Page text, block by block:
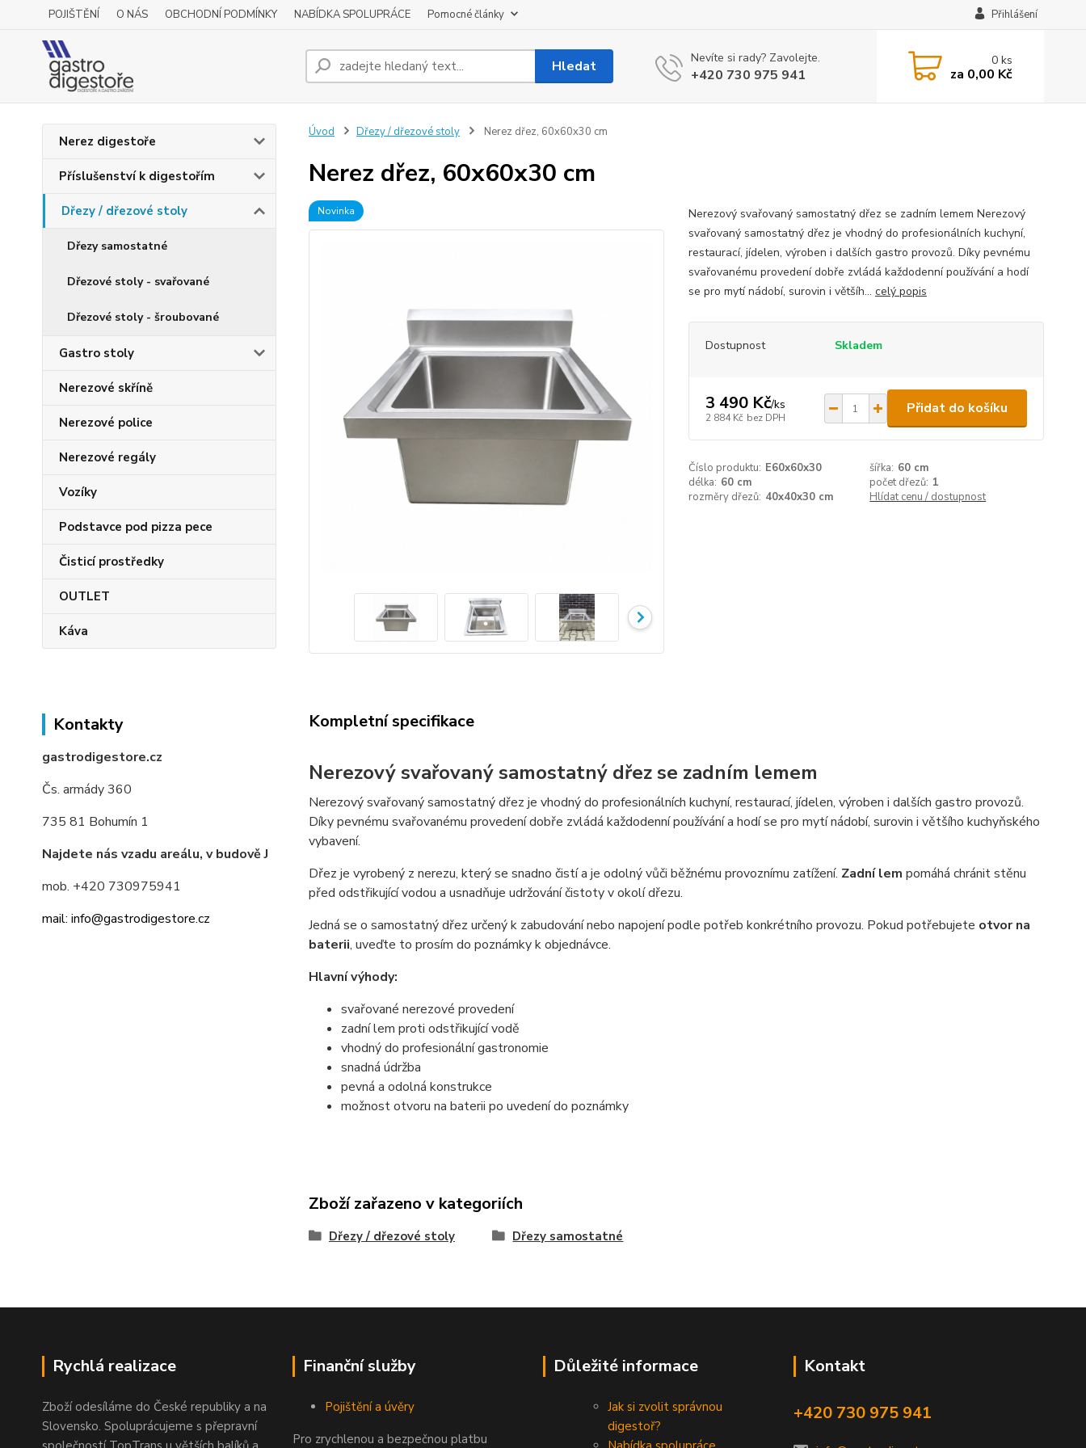
POJIŠTĚNÍ O NÁS OBCHODNÍ PODMÍNKY NABÍDKA SPOLUPRÁCE Pomocné články Přihlášení
Hledat Nevíte si rady? Zavolejte.
+420 730 975 941
0ks
za 0,00 Kč
Nerez digestoře
Příslušenství k digestořím
Dřezy / dřezové stoly
Dřezy samostatné
Dřezové stoly - svařované
Dřezové stoly - šroubované
Gastro stoly
Nerezové skříně
Nerezové police
Nerezové regály
Vozíky
Podstavce pod pizza pece
Čisticí prostředky
OUTLET
Káva
Kontakty
gastrodigestore.cz
Čs. armády 360
735 81 Bohumín 1
Najdete nás vzadu areálu, v budově J
mob. +420 730975941
mail: info@gastrodigestore.cz
Úvod Dřezy / dřezové stoly Nerez dřez, 60x60x30 cm
Nerez dřez, 60x60x30 cm
Novinka
Nerezový svařovaný samostatný dřez se zadním lemem Nerezový
svařovaný samostatný dřez je vhodný do profesionálních kuchyní,
restaurací, jídelen, výroben i dalších gastro provozů. Díky pevnému
svařovanému provedení dobře zvládá každodenní používání a hodí
se pro mytí nádobí, surovin i většíh... celý popis
Dostupnost Skladem
3 490 Kč/ks
2 884 Kč bez DPH
Přidat do košíku
Číslo produktu: E60x60x30 šířka: 60 cm
délka: 60 cm počet dřezů: 1
rozměry dřezů: 40x40x30 cm Hlídat cenu / dostupnost
Kompletní specifikace
Nerezový svařovaný samostatný dřez se zadním lemem
Nerezový svařovaný samostatný dřez je vhodný do profesionálních kuchyní, restaurací, jídelen, výroben i dalších gastro provozů.
Díky pevnému svařovanému provedení dobře zvládá každodenní používání a hodí se pro mytí nádobí, surovin i většího kuchyňského
vybavení.
Dřez je vyrobený z nerezu, který se snadno čistí a je odolný vůči běžnému provoznímu zatížení. Zadní lem pomáhá chránit stěnu
před odstřikující vodou a usnadňuje udržování čistoty v okolí dřezu.
Jedná se o samostatný dřez určený k zabudování nebo napojení podle potřeb konkrétního provozu. Pokud potřebujete otvor na
baterii, uveďte to prosím do poznámky k objednávce.
Hlavní výhody:
svařované nerezové provedení
zadní lem proti odstřikující vodě
vhodný do profesionální gastronomie
snadná údržba
pevná a odolná konstrukce
možnost otvoru na baterii po uvedení do poznámky
Zboží zařazeno v kategoriích
Dřezy / dřezové stoly Dřezy samostatné
Rychlá realizace
Zboží odesíláme do České republiky a na
Slovensko. Spoluprácujeme s přepravní
Finanční služby
Pojištění a úvěry
Pro zrychlenou a bezpečnou platbu
Důležité informace
Jak si zvolit správnou
digestoř?
Kontakt
+420 730 975 941